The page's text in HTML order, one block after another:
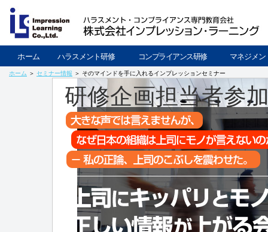
ホーム ハラスメント研修 コンプライアンス研修 マネジメン
ホーム ＞ セミナー情報 ＞ そのマインドを手に入れるインプレッションセミナー
研修企画担当者参